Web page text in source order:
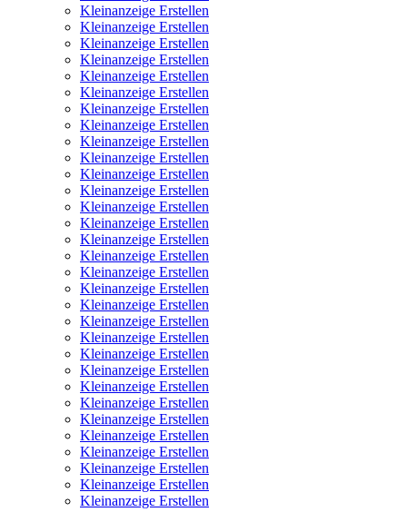
Kleinanzeige Erstellen
Kleinanzeige Erstellen
Kleinanzeige Erstellen
Kleinanzeige Erstellen
Kleinanzeige Erstellen
Kleinanzeige Erstellen
Kleinanzeige Erstellen
Kleinanzeige Erstellen
Kleinanzeige Erstellen
Kleinanzeige Erstellen
Kleinanzeige Erstellen
Kleinanzeige Erstellen
Kleinanzeige Erstellen
Kleinanzeige Erstellen
Kleinanzeige Erstellen
Kleinanzeige Erstellen
Kleinanzeige Erstellen
Kleinanzeige Erstellen
Kleinanzeige Erstellen
Kleinanzeige Erstellen
Kleinanzeige Erstellen
Kleinanzeige Erstellen
Kleinanzeige Erstellen
Kleinanzeige Erstellen
Kleinanzeige Erstellen
Kleinanzeige Erstellen
Kleinanzeige Erstellen
Kleinanzeige Erstellen
Kleinanzeige Erstellen
Kleinanzeige Erstellen
Kleinanzeige Erstellen